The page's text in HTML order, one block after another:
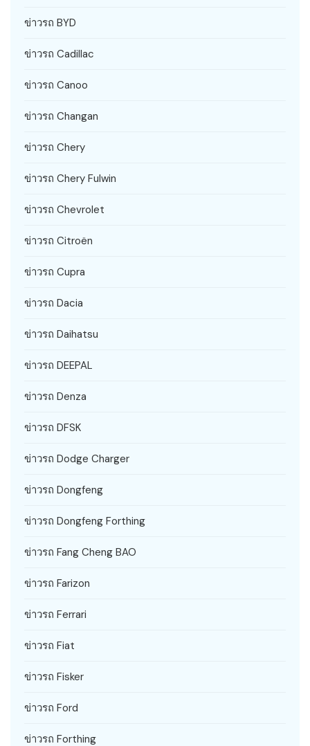
ข่าวรถ BYD
ข่าวรถ Cadillac
ข่าวรถ Canoo
ข่าวรถ Changan
ข่าวรถ Chery
ข่าวรถ Chery Fulwin
ข่าวรถ Chevrolet
ข่าวรถ Citroën
ข่าวรถ Cupra
ข่าวรถ Dacia
ข่าวรถ Daihatsu
ข่าวรถ DEEPAL
ข่าวรถ Denza
ข่าวรถ DFSK
ข่าวรถ Dodge Charger
ข่าวรถ Dongfeng
ข่าวรถ Dongfeng Forthing
ข่าวรถ Fang Cheng BAO
ข่าวรถ Farizon
ข่าวรถ Ferrari
ข่าวรถ Fiat
ข่าวรถ Fisker
ข่าวรถ Ford
ข่าวรถ Forthing